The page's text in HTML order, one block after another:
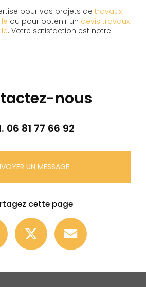
pour vos projets de travaux
ou pour obtenir un devis travaux
. Votre satisfaction est notre
nous
06 81 77 66 92
UN MESSAGE
cette page
Facebook